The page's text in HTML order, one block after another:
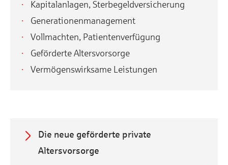
Kapitalanlagen, Sterbegeldversicherung
Generationenmanagement
Vollmachten, Patientenverfügung
Geförderte Altersvorsorge
Vermögenswirksame Leistungen
a
Die neue geförderte private
Altersvorsorge